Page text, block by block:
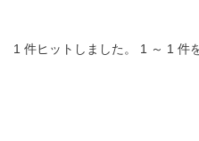
1 件ヒットしました。 1 ～ 1 件